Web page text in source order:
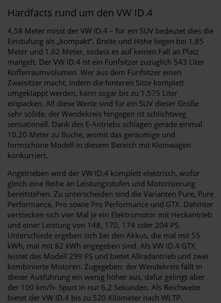
Hardfacts rund um den VW ID.4
4,58 Meter misst der VW ID.4 – für ein SUV bedeutet dies die
Einstufung als „kompakt“. Breite und Höhe liegen bei 1,85
Meter und 1,62 Meter, sodass es auf keinen Fall an Platz
mangelt. Der VW ID.4 ist ein Fünfsitzer zuzüglich 543 Liter
Kofferraumvolumen. Wer aus dem Fünfsitzer einen
Zweisitzer macht, indem die hinteren Sitze komplett
umgeklappt werden, kann sogar bis zu 1.575 Liter
einpacken. All diese Werte sind für ein SUV dieser Größe
sehr solide, der Wendekreis hingegen ist schlichtweg
sensationell. Dank des E-Antriebs schlagen gerade einmal
10,20 Meter zu Buche, womit das geräumige und
formschöne Modell in diesem Bereich mit Kleinwagen
konkurriert.
Angetrieben wird der VW ID.4 komplett elektrisch, wofür
gleich eine Reihe an Leistungsstufen und Motorisierung
bereitstehen. Zu unterscheiden sind die Varianten Pure, Pure
Performance, Pro sowie Pro Performance und GTX. Dahinter
verstecken sich vier Mal je ein Elektromotor mit Heckantrieb
und einer Leistung von 148, 170, 174 oder 204 PS.
Unterschiede ergeben sich bei den Akkus, die mal mit 55
kWh, mal mit 82 kWh angegeben sind. Als VW ID.4 GTX
leistet das Modell 299 PS und bietet Allradantrieb und zwei
kombinierte Motoren. Zugegeben: der Wendekreis fällt in
dieser Ausführung ein wenig höher aus, dafür gelingt aber
der 100 km/h- Spurt in nur 6,2 Sekunden. Als Reichweite
bietet der VW ID.4 bis zu 520 Kilometer nach WLTP.